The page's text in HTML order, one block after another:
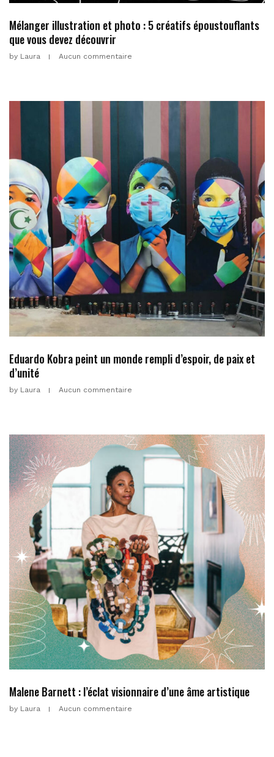
Mélanger illustration et photo : 5 créatifs époustouflants
que vous devez découvrir
by Laura Aucun commentaire
Eduardo Kobra peint un monde rempli d’espoir, de paix et
d’unité
by Laura Aucun commentaire
Malene Barnett : l’éclat visionnaire d’une âme artistique
by Laura Aucun commentaire